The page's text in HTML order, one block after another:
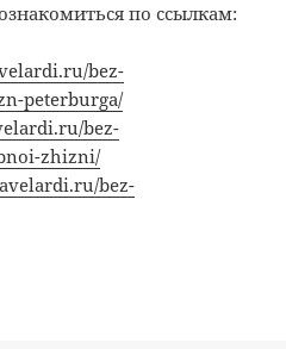
по ссылкам:
bez-
peterburga/
bez-
zhizni/
bez-